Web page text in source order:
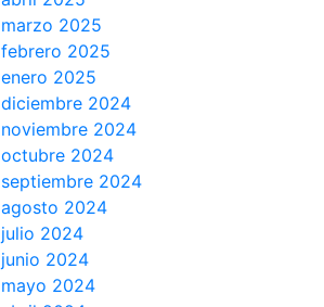
marzo 2025
febrero 2025
enero 2025
diciembre 2024
noviembre 2024
octubre 2024
septiembre 2024
agosto 2024
julio 2024
junio 2024
mayo 2024